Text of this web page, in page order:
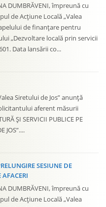
DUMBRĂVENI, împreună cu
de Acţiune Locală „Valea
de finanțare pentru
„Dezvoltare locală prin servicii
Data lansării co...
Siretului de Jos” anunță
aferent măsurii
ȘI SERVICII PUBLICE PE
JOS”....
SESIUNE DE
DUMBRĂVENI, împreună cu
de Acţiune Locală „Valea